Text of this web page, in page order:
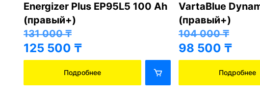
Energizer Plus EP95L5 100 Ah
(правый+)
131 000₸
125 500 ₸
Подробнее
VartaBlue
(правый+)
104 000₸
98 500 ₸
Подробнее